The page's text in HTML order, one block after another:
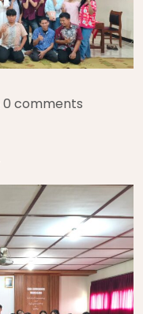
0 comments